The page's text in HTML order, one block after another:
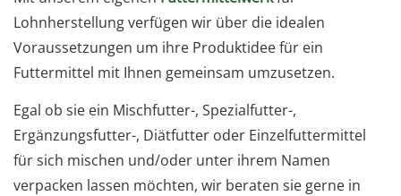
Lohnherstellung verfügen wir über die idealen
Voraussetzungen um ihre Produktidee für ein
Futtermittel mit Ihnen gemeinsam umzusetzen.
Egal ob sie ein Mischfutter-, Spezialfutter-,
Ergänzungsfutter-, Diätfutter oder Einzelfuttermittel
für sich mischen und/oder unter ihrem Namen
verpacken lassen möchten, wir beraten sie gerne in